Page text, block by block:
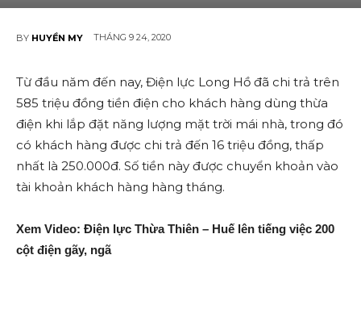
BY HUYỀN MY THÁNG 9 24, 2020
Từ đầu năm đến nay, Điện lực Long Hồ đã chi trả trên
585 triệu đồng tiền điện cho khách hàng dùng thừa
điện khi lắp đặt năng lượng mặt trời mái nhà, trong đó
có khách hàng được chi trả đến 16 triệu đồng, thấp
nhất là 250.000đ. Số tiền này được chuyển khoản vào
tài khoản khách hàng hàng tháng.
Xem Video: Điện lực Thừa Thiên – Huế lên tiếng việc 200
cột điện gãy, ngã